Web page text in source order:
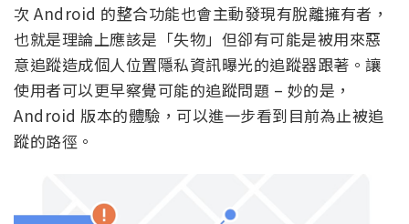
次 Android 的整合功能也會主動發現有脫離擁有者，
也就是理論上應該是「失物」但卻有可能是被用來惡
意追蹤造成個人位置隱私資訊曝光的追蹤器跟著。讓
使用者可以更早察覺可能的追蹤問題 – 妙的是，
Android 版本的體驗，可以進一步看到目前為止被追
蹤的路徑。